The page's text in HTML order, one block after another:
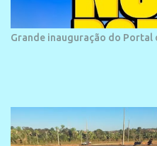
piauienses e, em menor número,
bairro onde se localiza a praia é
Grande inauguração do Portal